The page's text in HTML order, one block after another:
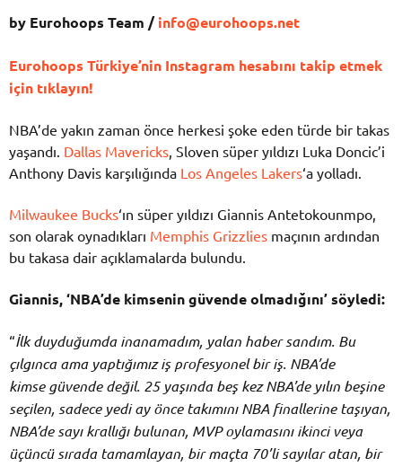
by Eurohoops Team /info@eurohoops.net
Eurohoops Türkiye’nin Instagram hesabını takip etmek
için tıklayın!
NBA’de yakın zaman önce herkesi şoke eden türde bir takas
yaşandı. Dallas Mavericks , Sloven süper yıldızı Luka Doncic’i
Anthony Davis karşılığında Los Angeles Lakers‘a yolladı.
Milwaukee Bucks‘ın süper yıldızı Giannis Antetokounmpo,
son olarak oynadıkları Memphis Grizzlies maçının ardından
bu takasa dair açıklamalarda bulundu.
Giannis, ‘NBA’de kimsenin güvende olmadığını’ söyledi:
“İlk duyduğumda inanamadım, yalan haber sandım. Bu
çılgınca ama yaptığımız iş profesyonel bir iş. NBA’de
kimsegüvende değil. 25 yaşında beş kez NBA’de yılın beşine
seçilen, sadece yedi ay önce takımını NBA finallerine taşıyan,
NBA’de sayı krallığı bulunan, MVP oylamasını ikinci veya
üçüncü sırada tamamlayan, bir maçta 70’li sayılar atan, bir